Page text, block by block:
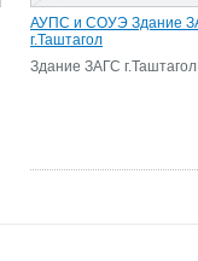
АУПС и СОУЭ Здание
г.Таштагол
Здание ЗАГС г.Таштагол